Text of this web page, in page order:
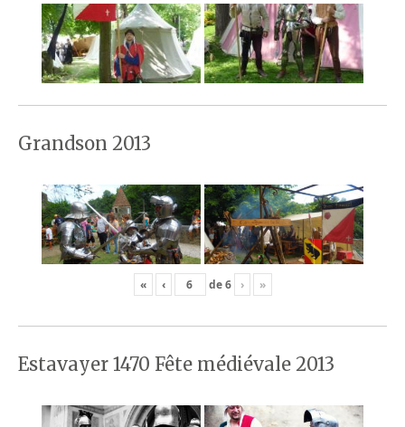
Grandson 2013
« ‹ de6 › »
Estavayer 1470 Fête médiévale 2013